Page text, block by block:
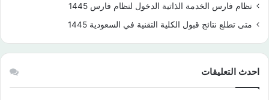
نظام فارس الخدمة الذاتية الدخول لنظام فارس 1445
متى تطلع نتائج قبول الكلية التقنية في السعودية 1445
احدث التعليقات